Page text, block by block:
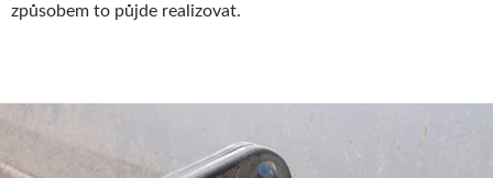
způsobem to půjde realizovat.